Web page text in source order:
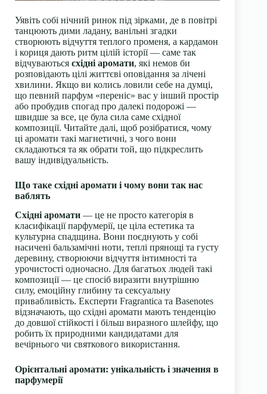
Уявіть собі нічний ринок під зірками, де в повітрі
танцюють дими ладану, ванільні згадки
створюють відчуття теплого променя, а кардамон
і кориця дають ритм цілій історії — саме так
відчуваються східні аромати, які немов би
розповідають цілі життєві оповідання за лічені
хвилини. Якщо ви колись ловили себе на думці,
що певний парфум «переніс» вас у інший простір
або пробудив спогад про далекі подорожі —
швидше за все, це була сила саме східної
композиції. Читайте далі, щоб розібратися, чому
ці аромати такі магнетичні, з чого вони
складаються та як обрати той, що підкреслить
вашу індивідуальність.
Що таке східні аромати і чому вони так нас
ваблять
Східні аромати — це не просто категорія в
класифікації парфумерії, це ціла естетика та
культурна спадщина. Вони поєднують у собі
насичені бальзамічні ноти, теплі прянощі та густу
деревину, створюючи відчуття інтимності та
урочистості одночасно. Для багатьох людей такі
композиції — це спосіб виразити внутрішню
силу, емоційну глибину та сексуальну
привабливість. Експерти Fragrantica та Basenotes
відзначають, що східні аромати мають тенденцію
до довшої стійкості і більш виразного шлейфу, що
робить їх природними кандидатами для
вечірнього чи святкового використання.
Орієнтальні аромати: унікальність і значення в
парфумерії